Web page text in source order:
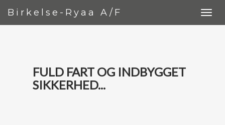
Birkelse-Ryaa A/F
FULD FART OG INDBYGGET
SIKKERHED...